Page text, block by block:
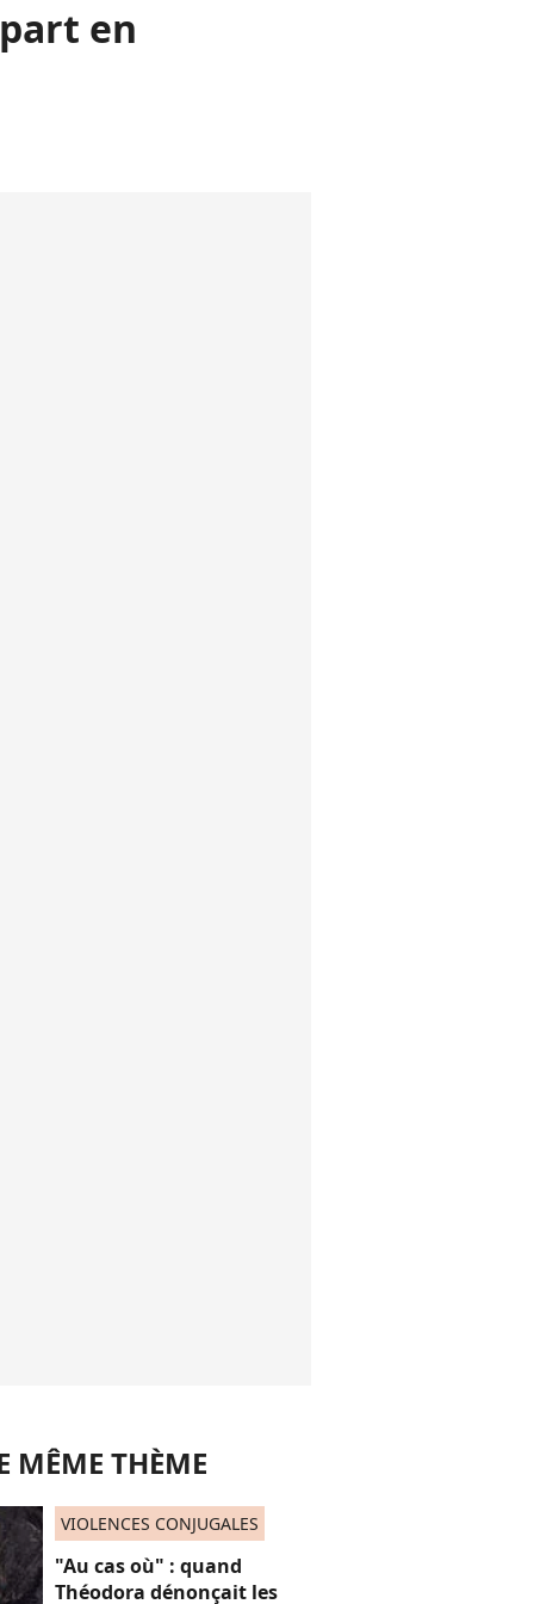
en
MÊME THÈME
VIOLENCES CONJUGALES
"Au cas où" : quand
Théodora dénonçait les